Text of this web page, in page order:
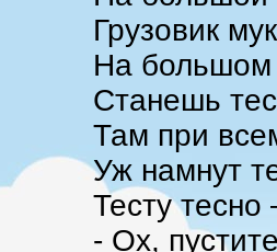
Грузовик
На большом
Станешь
Там при
Уж намнут
Тесту
- Ох,